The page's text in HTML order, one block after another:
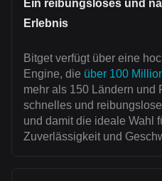
Ein reibungsloses und
Erlebnis
Bitget verfügt über eine
Engine, die über 100
mehr als 150 Ländern und
schnelles und
und damit die ideale Wahl
Zuverlässigkeit und